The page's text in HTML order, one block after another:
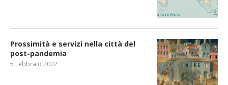
Prossimità e servizi nella città del
post-pandemia
5 Febbraio 2022